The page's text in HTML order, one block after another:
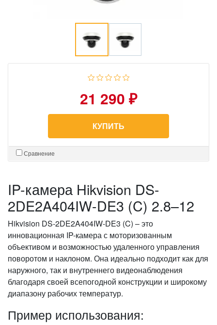
21 290 ₽
КУПИТЬ
Сравнение
IP-камера Hikvision DS-
2DE2A404IW-DE3 (C) 2.8–12
Hikvision DS-2DE2A404IW-DE3 (C) – это
инновационная IP-камера с моторизованным
объективом и возможностью удаленного управления
поворотом и наклоном. Она идеально подходит как для
наружного, так и внутреннего видеонаблюдения
благодаря своей всепогодной конструкции и широкому
диапазону рабочих температур.
Пример использования: